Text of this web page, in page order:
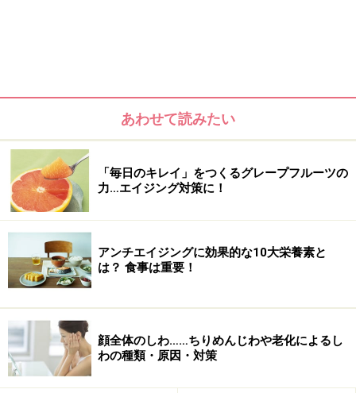
□ 集中力がない
□ 体を動かすのがおっくう
□ 食べものへの関心が薄くなった
□ 後悔することが多い
□ 新しいことにトライしていない
5個以上チェックが入った人は心の老化に注意です
あわせて読みたい
「毎日のキレイ」をつくるグレープフルーツの
力…エイジング対策に！
アンチエイジングに効果的な10大栄養素と
は？ 食事は重要！
顔全体のしわ……ちりめんじわや老化によるし
わの種類・原因・対策